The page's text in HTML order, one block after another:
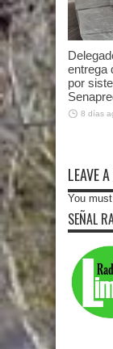
entrega
por
8 días
LEAVE
You
SEÑAL